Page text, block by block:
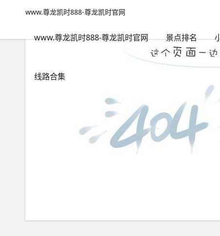
www.尊龙凯时888-尊龙凯时官网
www.尊龙凯时888-尊龙凯时官网 景点排名
线路合集
www.尊龙凯时888-尊龙凯时官网